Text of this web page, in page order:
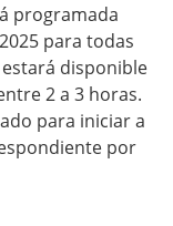
programada
para todas
disponible
2 a 3 horas.
para iniciar a
por